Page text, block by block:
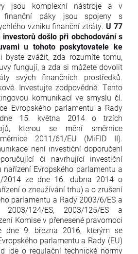
jsou komplexní nástroje a v
finanční páky jsou spojeny s
vzniku finanční ztráty. U 77
investorů došlo při obchodování s
u tohoto poskytovatele ke
byste zvážit, zda rozumíte tomu,
fungují, a zda si můžete dovolit
svých finančních prostředků.
Investujte zodpovědně. Tento
komunikací ve smyslu čl.
Evropského parlamentu a Rady
15. května 2014 o trzích
kterou se mění směrnice
2011/61/EU (MiFID II).
není investiční doporučení
či navrhující investiční
Evropského parlamentu a
2014 ze dne 16. dubna 2014 o
o zneužívání trhu) a o zrušení
parlamentu a Rady 2003/6/ES a
2003/124/ES, 2003/125/ES a
Komise v přenesené pravomoci
dne 9. března 2016, kterým se
parlamentu a Rady (EU)
jde o regulační technické normy